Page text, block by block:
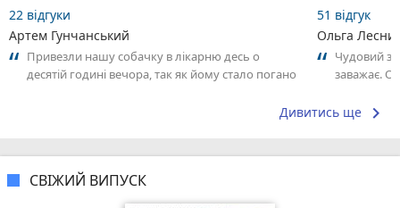
22 відгуки
Артем Гунчанський
Привезли нашу собачку в лікарню десь о
десятій годині вечора, так як йому стало погано
51 відгук
Ольга
Чудовий
заважає.
Дивитись ще keyboard_arrow_right
СВІЖИЙ ВИПУСК